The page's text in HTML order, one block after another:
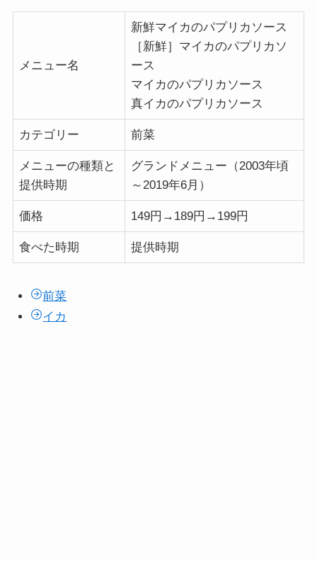
メニュー名
新鮮マイカのパプリカソース
［新鮮］マイカのパプリカソ
ース
マイカのパプリカソース
真イカのパプリカソース
カテゴリー 前菜
メニューの種類と
提供時期
グランドメニュー（2003年頃
～2019年6月）
価格 149円→189円→199円
食べた時期 提供時期
前菜
イカ